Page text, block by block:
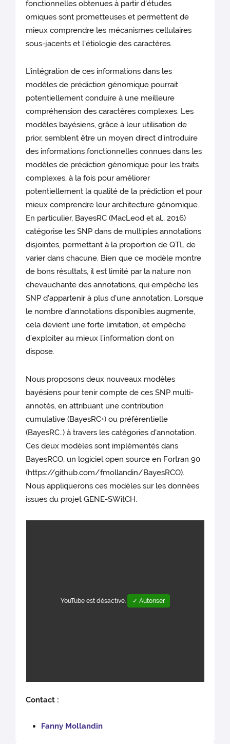
fonctionnelles obtenues à partir d'études
omiques sont prometteuses et permettent de
mieux comprendre les mécanismes cellulaires
sous-jacents et l'étiologie des caractères.
L'intégration de ces informations dans les
modèles de prédiction génomique pourrait
potentiellement conduire à une meilleure
compréhension des caractères complexes. Les
modèles bayésiens, grâce à leur utilisation de
prior, semblent être un moyen direct d'introduire
des informations fonctionnelles connues dans les
modèles de prédiction génomique pour les traits
complexes, à la fois pour améliorer
potentiellement la qualité de la prédiction et pour
mieux comprendre leur architecture génomique.
En particulier, BayesRC (MacLeod et al., 2016)
catégorise les SNP dans de multiples annotations
disjointes, permettant à la proportion de QTL de
varier dans chacune. Bien que ce modèle montre
de bons résultats, il est limité par la nature non
chevauchante des annotations, qui empêche les
SNP d'appartenir à plus d'une annotation. Lorsque
le nombre d'annotations disponibles augmente,
cela devient une forte limitation, et empêche
d’exploiter au mieux l’information dont on
dispose.
Nous proposons deux nouveaux modèles
bayésiens pour tenir compte de ces SNP multi-
annotés, en attribuant une contribution
cumulative (BayesRC+) ou préférentielle
(BayesRC..) à travers les catégories d'annotation.
Ces deux modèles sont implémentés dans
BayesRCO, un logiciel open source en Fortran 90
(https://github.com/fmollandin/BayesRCO).
Nous appliquerons ces modèles sur les données
issues du projet GENE-SWitCH.
YouTube est désactivé. ✓ Autoriser
Contact :
Fanny Mollandin